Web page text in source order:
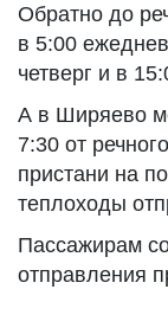
Обратно до
в 5:00
четверг и в
А в Ширяево
7:30 от
пристани на
теплоходы
Пассажирам
отправления